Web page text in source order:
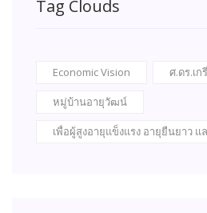
Tag Clouds
Economic Vision ศ.ดร.เ
หมู่บ้านอายุวัฒน์
เพื่อผู้สูงอายุแข็งแรง อายุยืนยาว